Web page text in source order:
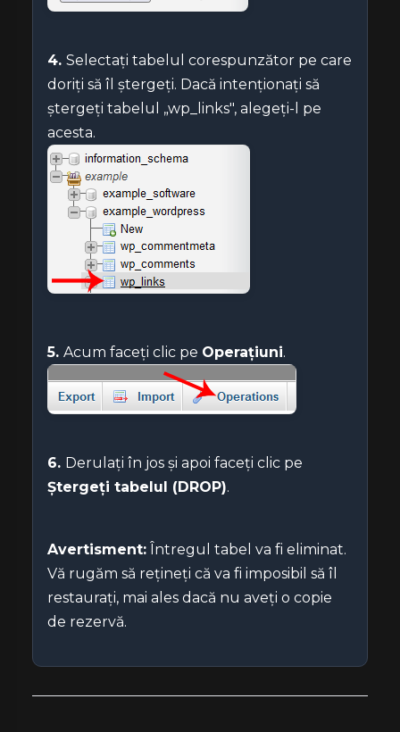
4. Selectați tabelul corespunzător pe care
doriți să îl ștergeți. Dacă intenționați să
ștergeți tabelul „wp_links", alegeți-l pe
acesta.
5. Acum faceți clic pe Operațiuni.
6. Derulați în jos și apoi faceți clic pe
Ștergeți tabelul (DROP).
Avertisment: Întregul tabel va fi eliminat.
Vă rugăm să rețineți că va fi imposibil să îl
restaurați, mai ales dacă nu aveți o copie
de rezervă.